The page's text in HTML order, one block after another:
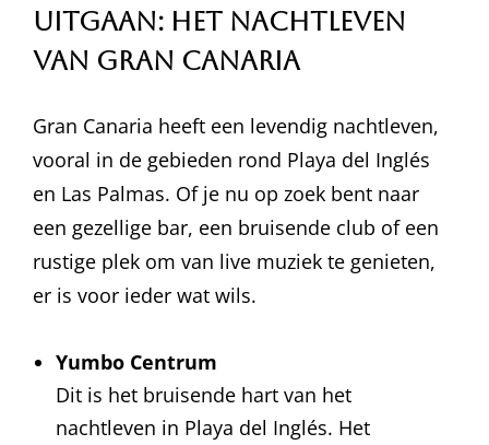
Uitgaan: Het Nachtleven
van Gran Canaria
Gran Canaria heeft een levendig nachtleven,
vooral in de gebieden rond Playa del Inglés
en Las Palmas. Of je nu op zoek bent naar
een gezellige bar, een bruisende club of een
rustige plek om van live muziek te genieten,
er is voor ieder wat wils.
Yumbo Centrum
Dit is het bruisende hart van het
nachtleven in Playa del Inglés. Het